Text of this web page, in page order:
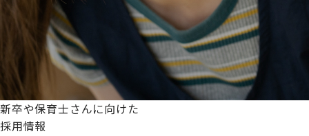
新卒や保育士さんに向けた
採用情報